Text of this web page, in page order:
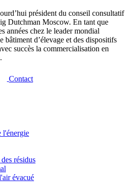
président du conseil consultatif
Dutchman Moscow. En tant que
années chez le leader mondial
bâtiment d’élevage et des dispositifs
succès la commercialisation en
Contact
l'énergie
résidus
évacué